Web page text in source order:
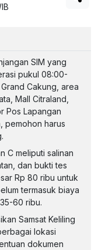
SIM yang
pukul 08:00-
Cakung, area
Mall Citraland,
Pos Lapangan
pemohon harus
C meliputi salinan
dan bukti tes
Rp 80 ribu untuk
termasuk biaya
60 ribu.
Samsat Keliling
lokasi
dokumen